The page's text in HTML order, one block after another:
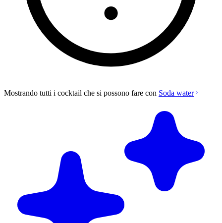
Mostrando tutti i cocktail che si possono fare con Soda water